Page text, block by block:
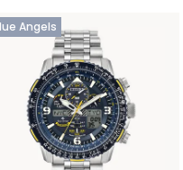
Angels